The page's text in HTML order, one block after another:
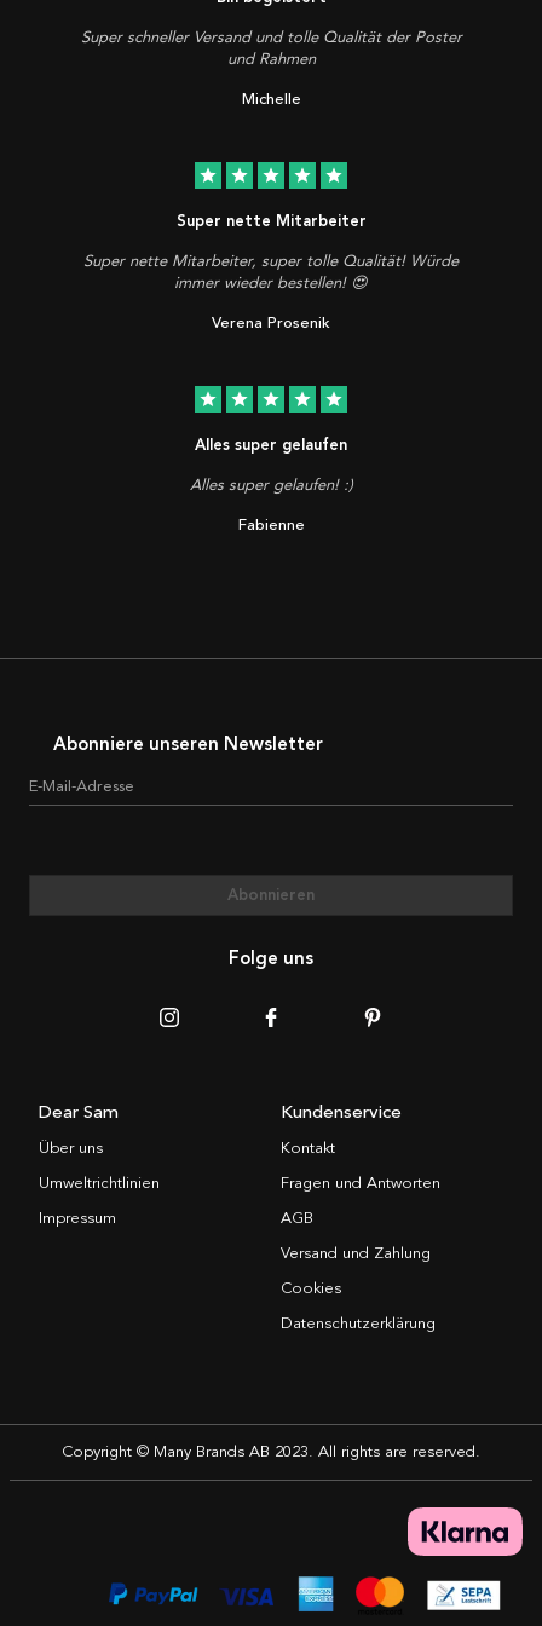
Super schneller Versand und tolle Qualität der Poster
und Rahmen
Michelle
star star star star star
Super nette Mitarbeiter
Super nette Mitarbeiter, super tolle Qualität! Würde
immer wieder bestellen! 😍
Verena Prosenik
star star star star star
Alles super gelaufen
Alles super gelaufen! :)
Fabienne
Abonniere unseren Newsletter
E-Mail-Adresse
Abonnieren
Folge uns
Dear Sam
Über uns
Umweltrichtlinien
Impressum
Kundenservice
Kontakt
Fragen und Antworten
AGB
Versand und Zahlung
Cookies
Datenschutzerklärung
Copyright © Many Brands AB 2023. All rights are reserved.